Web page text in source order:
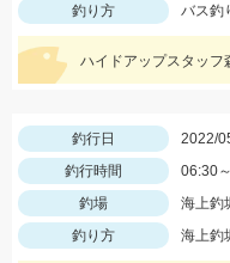
釣り方
バス釣
釣行日
2022/
釣行時間
06:30
釣場
海上釣
釣り方
海上釣